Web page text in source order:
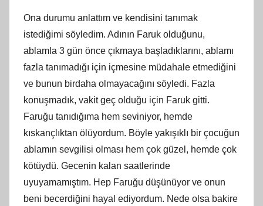
Ona durumu anlattım ve kendisini tanımak
istediğimi söyledim. Adının Faruk olduğunu,
ablamla 3 gün önce çıkmaya başladıklarını, ablamı
fazla tanımadığı için içmesine müdahale etmediğini
ve bunun birdaha olmayacağını söyledi. Fazla
konuşmadık, vakit geç olduğu için Faruk gitti.
Faruğu tanıdığıma hem seviniyor, hemde
kıskançlıktan ölüyordum. Böyle yakışıklı bir çocuğun
ablamın sevgilisi olması hem çok güzel, hemde çok
kötüydü. Gecenin kalan saatlerinde
uyuyamamıştım. Hep Faruğu düşünüyor ve onun
beni becerdiğini hayal ediyordum. Nede olsa bakire